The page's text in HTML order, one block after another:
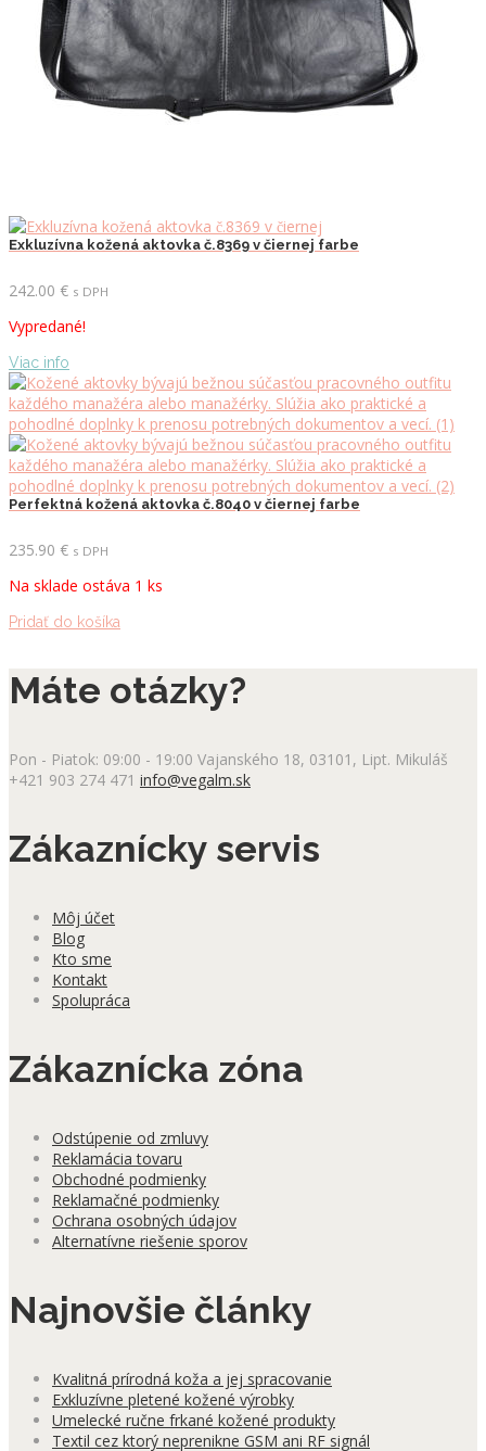
Exkluzívna kožená aktovka č.8369 v čiernej farbe
242.00 € s DPH
Vypredané!
Viac info
Perfektná kožená aktovka č.8040 v čiernej farbe
235.90 € s DPH
Na sklade ostáva 1 ks
Pridať do košíka
Máte otázky?
Pon - Piatok: 09:00 - 19:00 Vajanského 18, 03101, Lipt. Mikuláš
+421 903 274 471 info@vegalm.sk
Zákaznícky servis
Môj účet
Blog
Kto sme
Kontakt
Spolupráca
Zákaznícka zóna
Odstúpenie od zmluvy
Reklamácia tovaru
Obchodné podmienky
Reklamačné podmienky
Ochrana osobných údajov
Alternatívne riešenie sporov
Najnovšie články
Kvalitná prírodná koža a jej spracovanie
Exkluzívne pletené kožené výrobky
Umelecké ručne frkané kožené produkty
Textil cez ktorý neprenikne GSM ani RF signál